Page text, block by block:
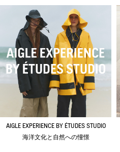
AIGLE EXPERIENCE BY ÉTUDES STUDIO
海洋文化と自然への憧憬